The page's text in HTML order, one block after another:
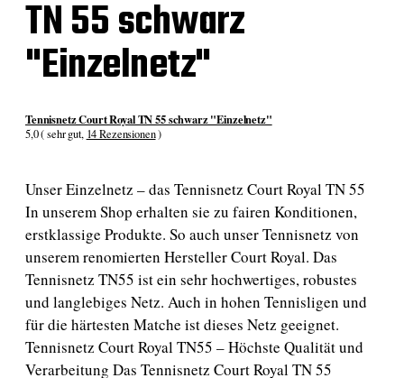
TN 55 schwarz
"Einzelnetz"
Tennisnetz Court Royal TN 55 schwarz "Einzelnetz"
5,0 ( sehr gut, 14 Rezensionen)
Unser Einzelnetz – das Tennisnetz Court Royal TN 55
In unserem Shop erhalten sie zu fairen Konditionen,
erstklassige Produkte. So auch unser Tennisnetz von
unserem renomierten Hersteller Court Royal. Das
Tennisnetz TN55 ist ein sehr hochwertiges, robustes
und langlebiges Netz. Auch in hohen Tennisligen und
für die härtesten Matche ist dieses Netz geeignet.
Tennisnetz Court Royal TN55 – Höchste Qualität und
Verarbeitung Das Tennisnetz Court Royal TN 55